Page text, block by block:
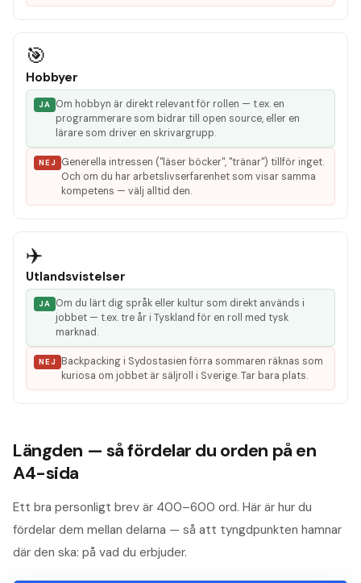
🎯
Hobbyer
JA
Om hobbyn är direkt relevant för rollen — t.ex. en
programmerare som bidrar till open source, eller en
lärare som driver en skrivargrupp.
NEJ
Generella intressen ("läser böcker", "tränar") tillför inget.
Och om du har arbetslivserfarenhet som visar samma
kompetens — välj alltid den.
✈️
Utlandsvistelser
JA
Om du lärt dig språk eller kultur som direkt används i
jobbet — t.ex. tre år i Tyskland för en roll med tysk
marknad.
NEJ
Backpacking i Sydostasien förra sommaren räknas som
kuriosa om jobbet är säljroll i Sverige. Tar bara plats.
Längden — så fördelar du orden på en
A4-sida
Ett bra personligt brev är 400–600 ord. Här är hur du
fördelar dem mellan delarna — så att tyngdpunkten hamnar
där den ska: på vad du erbjuder.